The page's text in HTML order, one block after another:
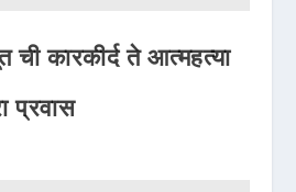
ची कारकीर्द ते आत्महत्या
प्रवास